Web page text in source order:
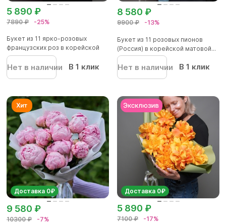
7890 ₽ -25%
5 890 ₽
Букет из 11 ярко-розовых
французских роз в корейской
уп...
Нет в наличии В 1 клик
9900 ₽ -13%
8 580 ₽
Букет из 11 розовых пионов
(Россия) в корейской матовой...
Нет в наличии В 1 клик
Доставка 0₽
10300 ₽ -7%
9 580 ₽
Доставка 0₽
7100 ₽ -17%
5 890 ₽